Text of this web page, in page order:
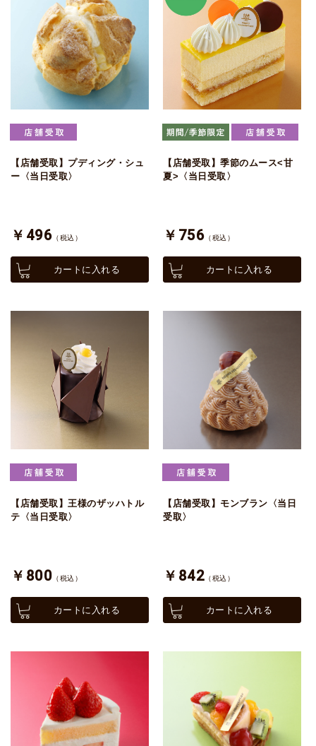
【店舗受取】プディング・シュ
ー〈当日受取〉
￥496 （税込）
カートに入れる
【店舗受取】季節のムース<甘
夏>〈当日受取〉
￥756 （税込）
カートに入れる
【店舗受取】王様のザッハトル
テ〈当日受取〉
￥800 （税込）
カートに入れる
【店舗受取】モンブラン〈当日
受取〉
￥842 （税込）
カートに入れる